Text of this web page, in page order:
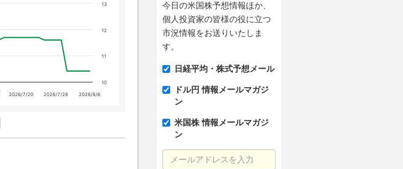
2026/7/20 2026/7/28 2026/8/6
10
11
12
13
今日の米国株予想情報ほか、
個人投資家の皆様の役に立つ
市況情報をお送りいたしま
す。
日経平均・株式予想メール
ドル円 情報メールマガジ
ン
米国株 情報メールマガジ
ン
メールアドレスを入力